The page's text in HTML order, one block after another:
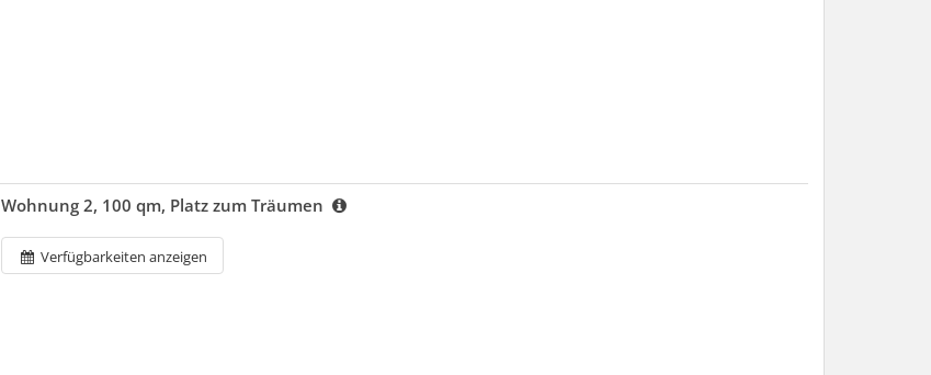
Wohnung 2, 100 qm, Platz zum Träumen
Verfügbarkeiten anzeigen